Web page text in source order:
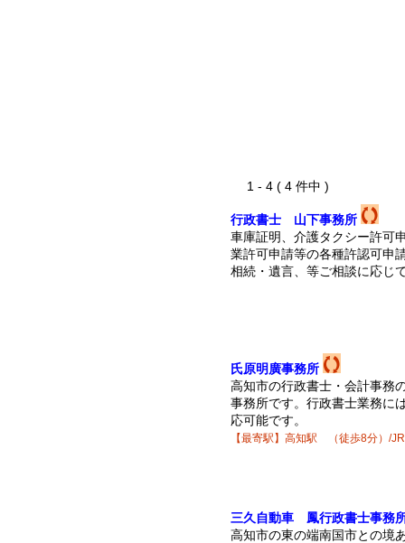
1 - 4 ( 4 件中 )
行政書士 山下事務所
車庫証明、介護タクシー許可
業許可申請等の各種許認可申
相続・遺言、等ご相談に応じ
氏原明廣事務所
高知市の行政書士・会計事務
事務所です。行政書士業務に
応可能です。
【最寄駅】高知駅 （徒歩8分）/
三久自動車 鳳行政書士事務
高知市の東の端南国市との境